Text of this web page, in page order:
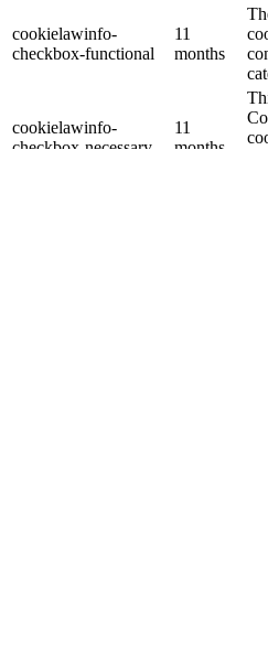
cookielawinfo-
checkbox-functional
11
months
cookielawinfo-
checkbox-necessary
11
months